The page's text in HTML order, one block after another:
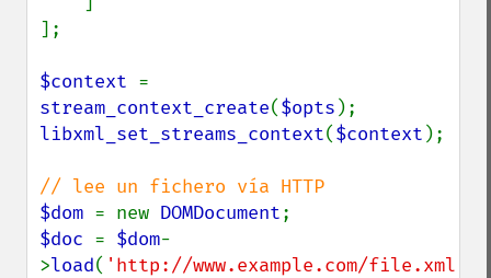
];
$context
stream_context_create($opts
libxml_set_streams_context($context );
$dom = new DOMDocument
$doc = $dom-
>load( 'http://www.example.com/file.xml'